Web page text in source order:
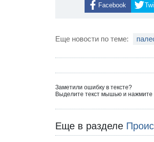
Facebook
Еще новости по теме:
Заметили ошибку в тексте?
Выделите текст мышью и нажмите
Еще в разделе